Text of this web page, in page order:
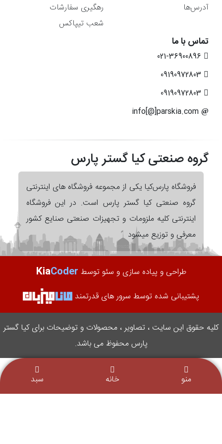
آدرس‌ها
رهگیری سفارشات
شعب تیپاکس
تماس با ما
گروه صنعتی کیا گستر پارس
فروشگاه پارس‌کیا یکی از مجموعه فروشگاه های اینترنتی
گروه صنعتی کیا گستر پارس است. در این فروشگاه
اینترنتی کلیه ملزومات و تجهیزات صنعتی صنایع کشور
معرفی و توزیع میشود
طراحی و پیاده سازی و سئو توسط KiaCoder
پشتیبانی شده توسط سرور های قدرتمند
کلیه حقوق این سایت ، تصاویر ، محصولات و توضیحات برای کیا گستر
پارس محفوظ می باشد.
منو خانه سبد